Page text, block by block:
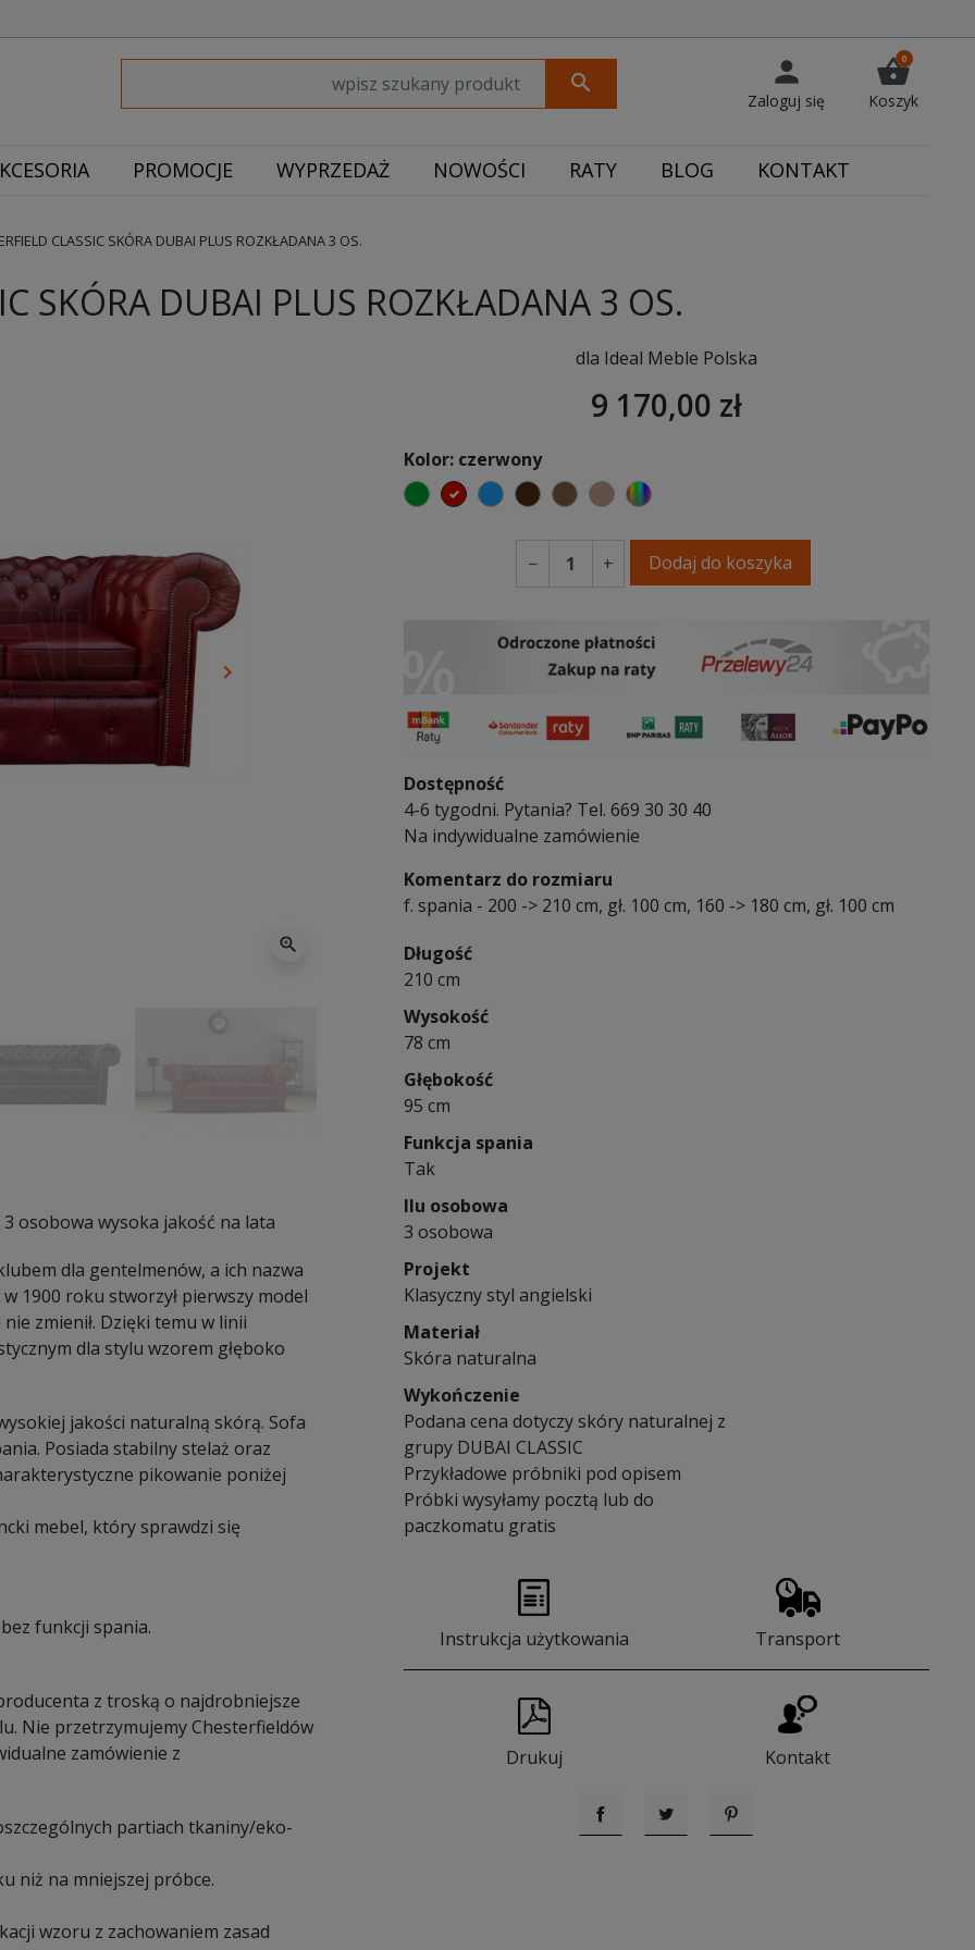
search person
Zaloguj się
shopping_basket
0
Koszyk
PROMOCJE WYPRZEDAŻ NOWOŚCI RATY BLOG KONTAKT
CLASSIC SKÓRA DUBAI PLUS ROZKŁADANA 3 OS.
SKÓRA DUBAI PLUS ROZKŁADANA 3 OS.
Następny
keyboard_arrow_right
zoom_in
osobowa wysoka jakość na lata
dla gentelmenów, a ich nazwa
1900 roku stworzył pierwszy model
zmienił. Dzięki temu w linii
dla stylu wzorem głęboko
jakości naturalną skórą. Sofa
Posiada stabilny stelaż oraz
pikowanie poniżej
mebel, który sprawdzi się
bez funkcji spania.
z troską o najdrobniejsze
Nie przetrzymujemy Chesterfieldów
zamówienie z
partiach tkaniny/eko-
niż na mniejszej próbce.
wzoru z zachowaniem zasad
dla Ideal Meble Polska
9 170,00 zł
Kolor: czerwony
zielonyczerwonyniebieskiciemno brązowy
brązowyjasnobrązowy
wybór koloru
− + Dodaj do koszyka
Dostępność
4-6 tygodni. Pytania? Tel. 669 30 30 40
Na indywidualne zamówienie
Komentarz do rozmiaru
f. spania - 200 -> 210 cm, gł. 100 cm, 160 -> 180 cm, gł. 100 cm
Długość
210 cm
Wysokość
78 cm
Głębokość
95 cm
Funkcja spania
Tak
Ilu osobowa
3 osobowa
Projekt
Klasyczny styl angielski
Materiał
Skóra naturalna
Wykończenie
Podana cena dotyczy skóry naturalnej z
grupy DUBAI CLASSIC
Przykładowe próbniki pod opisem
Próbki wysyłamy pocztą lub do
paczkomatu gratis
Instrukcja użytkowania Transport
Drukuj Kontakt
UdostępnijTweetujPinterest